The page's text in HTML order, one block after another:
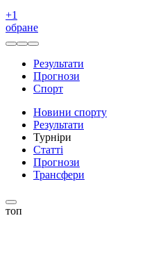
+1
обране
Результати
Прогнози
Спорт
Новини спорту
Результати
Турніри
Статті
Прогнози
Трансфери
топ